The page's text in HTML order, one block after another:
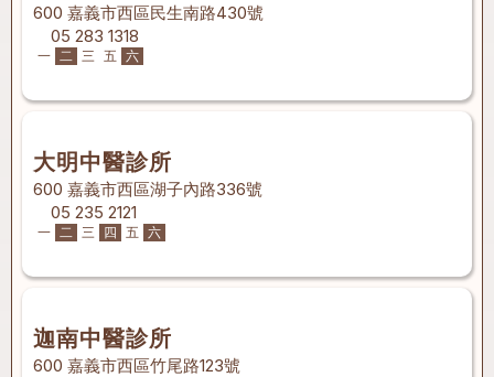
600 嘉義市西區民生南路430號
05 283 1318
一 二 三 五 六
大明中醫診所
600 嘉義市西區湖子內路336號
05 235 2121
一 二 三 四 五 六
迦南中醫診所
600 嘉義市西區竹尾路123號